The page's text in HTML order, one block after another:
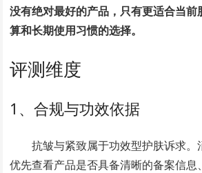
没有绝对最好的产品，只有更适合当
算和长期使用习惯的选择。
评测维度
1、合规与功效依据
抗皱与紧致属于功效型护肤诉求
优先查看产品是否具备清晰的备案信息